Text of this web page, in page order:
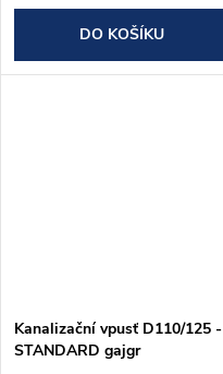
DO KOŠÍKU
Kanalizační vpusť D110/125 -
STANDARD gajgr